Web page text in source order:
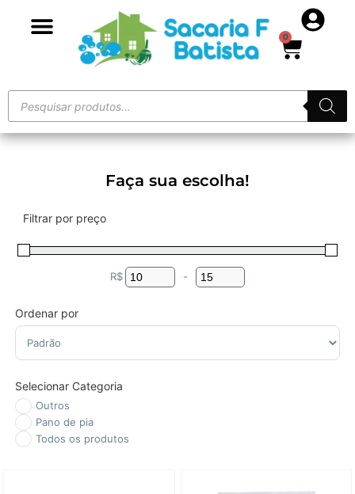
0
Faça sua escolha!
Filtrar por preço
R$ Minimum Price
-Maximum Price
Ordenar por
Sort Products
Selecionar Categoria
Outros
Pano de pia
Todos os produtos